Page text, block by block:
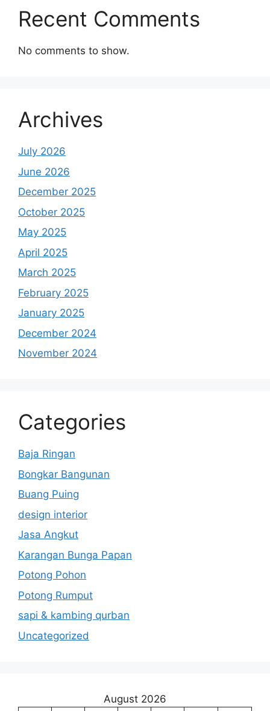
Recent Comments
No comments to show.
Archives
July 2026
June 2026
December 2025
October 2025
May 2025
April 2025
March 2025
February 2025
January 2025
December 2024
November 2024
Categories
Baja Ringan
Bongkar Bangunan
Buang Puing
design interior
Jasa Angkut
Karangan Bunga Papan
Potong Pohon
Potong Rumput
sapi & kambing qurban
Uncategorized
August 2026